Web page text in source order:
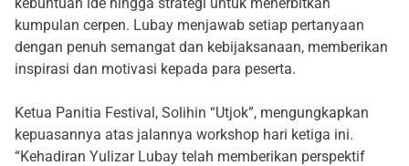
kumpulan cerpen. Lubay menjawab setiap pertanyaan
dengan penuh semangat dan kebijaksanaan, memberikan
inspirasi dan motivasi kepada para peserta.
Ketua Panitia Festival, Solihin “Utjok”, mengungkapkan
kepuasannya atas jalannya workshop hari ketiga ini.
“Kehadiran Yulizar Lubay telah memberikan perspektif